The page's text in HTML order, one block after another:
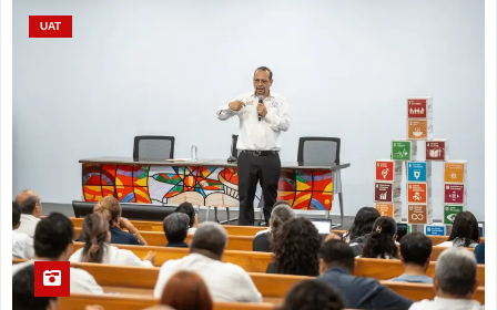
UAT